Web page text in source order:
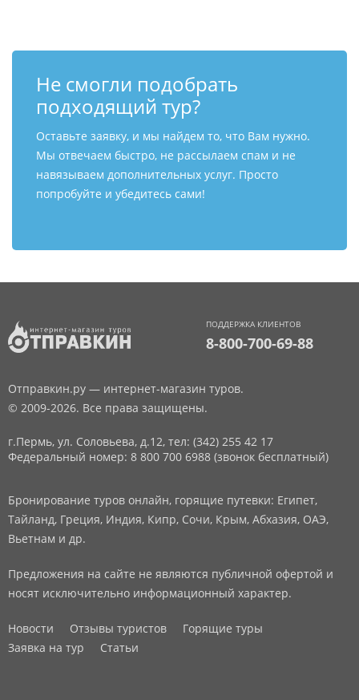
Не смогли подобрать
подходящий тур?
Оставьте заявку, и мы найдем то, что Вам нужно.
Мы отвечаем быстро, не рассылаем спам и не
навязываем дополнительных услуг. Просто
попробуйте и убедитесь сами!
ПОДДЕРЖКА КЛИЕНТОВ
8-800-700-69-88
Отправкин.ру — интернет-магазин туров.
© 2009-2026. Все права защищены.
г.Пермь, ул. Соловьева, д.12, тел: (342) 255 42 17
Федеральный номер: 8 800 700 6988 (звонок бесплатный)
Бронирование туров онлайн, горящие путевки: Египет,
Тайланд, Греция, Индия, Кипр, Сочи, Крым, Абхазия, ОАЭ,
Вьетнам и др.
Предложения на сайте не являются публичной офертой и
носят исключительно информационный характер.
Новости Отзывы туристов
Горящие туры
Заявка на тур
Статьи